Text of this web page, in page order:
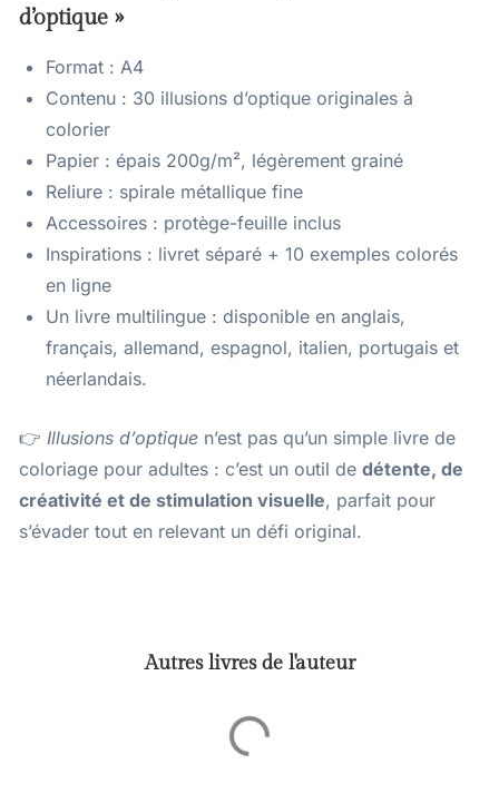
d’optique »
Format : A4
Contenu : 30 illusions d’optique originales à
colorier
Papier : épais 200g/m², légèrement grainé
Reliure : spirale métallique fine
Accessoires : protège-feuille inclus
Inspirations : livret séparé + 10 exemples colorés
en ligne
Un livre multilingue : disponible en anglais,
français, allemand, espagnol, italien, portugais et
néerlandais.
👉 Illusions d’optique n’est pas qu’un simple livre de
coloriage pour adultes : c’est un outil de détente, de
créativité et de stimulation visuelle, parfait pour
s’évader tout en relevant un défi original.
Autres livres de l'auteur